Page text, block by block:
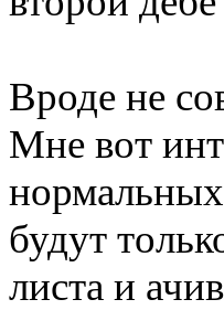
Вроде не
Мне вот
будут
листа и